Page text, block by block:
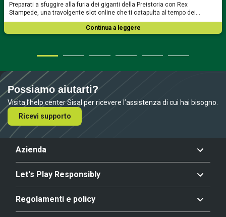
Preparati a sfuggire alla furia dei giganti della Preistoria con Rex
Stampede, una travolgente slot online che ti catapulta al tempo dei…
Continua a leggere
Possiamo aiutarti?
Visita l’help center Sisal per ricevere l’assistenza di cui hai bisogno.
Ricevi supporto
Azienda
Let's Play Responsibly
Regolamenti e policy